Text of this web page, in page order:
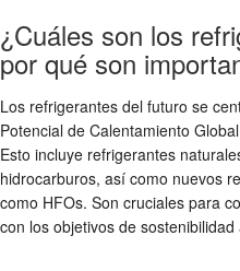
¿Cuáles son los
por qué son
Los refrigerantes del futuro se
Potencial de Calentamiento
Esto incluye refrigerantes
hidrocarburos, así como nuevos
como HFOs. Son cruciales para
con los objetivos de sostenibilidad